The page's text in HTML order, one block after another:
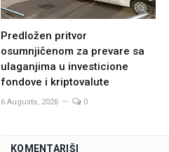
Predložen pritvor
osumnjičenom za prevare sa
ulaganjima u investicione
fondove i kriptovalute
6 Augusta, 2026 0
KOMENTARIŠI